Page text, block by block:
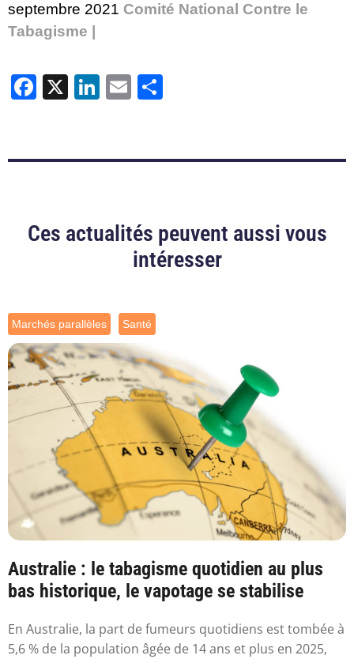
septembre 2021 Comité National Contre le
Tabagisme |
Facebook
X LinkedIn
Email
Ces actualités peuvent aussi vous
intéresser
Marchés parallèles Santé
Australie : le tabagisme quotidien au plus
bas historique, le vapotage se stabilise
En Australie, la part de fumeurs quotidiens est tombée à
5,6 % de la population âgée de 14 ans et plus en 2025,